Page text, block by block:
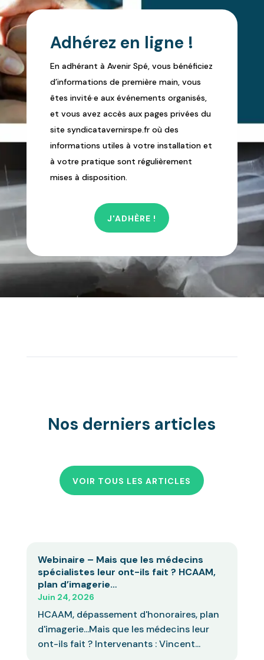
Adhérez en ligne !
En adhérant à Avenir Spé, vous bénéficiez
d’informations de première main, vous
êtes invité·e aux événements organisés,
et vous avez accès aux pages privées du
site syndicatavernirspe.fr où des
informations utiles à votre installation et
à votre pratique sont régulièrement
mises à disposition.
J'ADHÈRE !
Nos derniers articles
VOIR TOUS LES ARTICLES
Webinaire – Mais que les médecins
spécialistes leur ont-ils fait ? HCAAM,
plan d’imagerie…
Juin 24, 2026
HCAAM, dépassement d'honoraires, plan
d'imagerie...Mais que les médecins leur
ont-ils fait ? Intervenants : Vincent...